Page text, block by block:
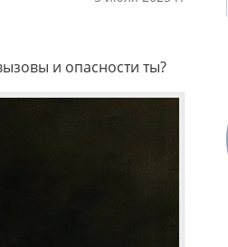
и опасности ты?